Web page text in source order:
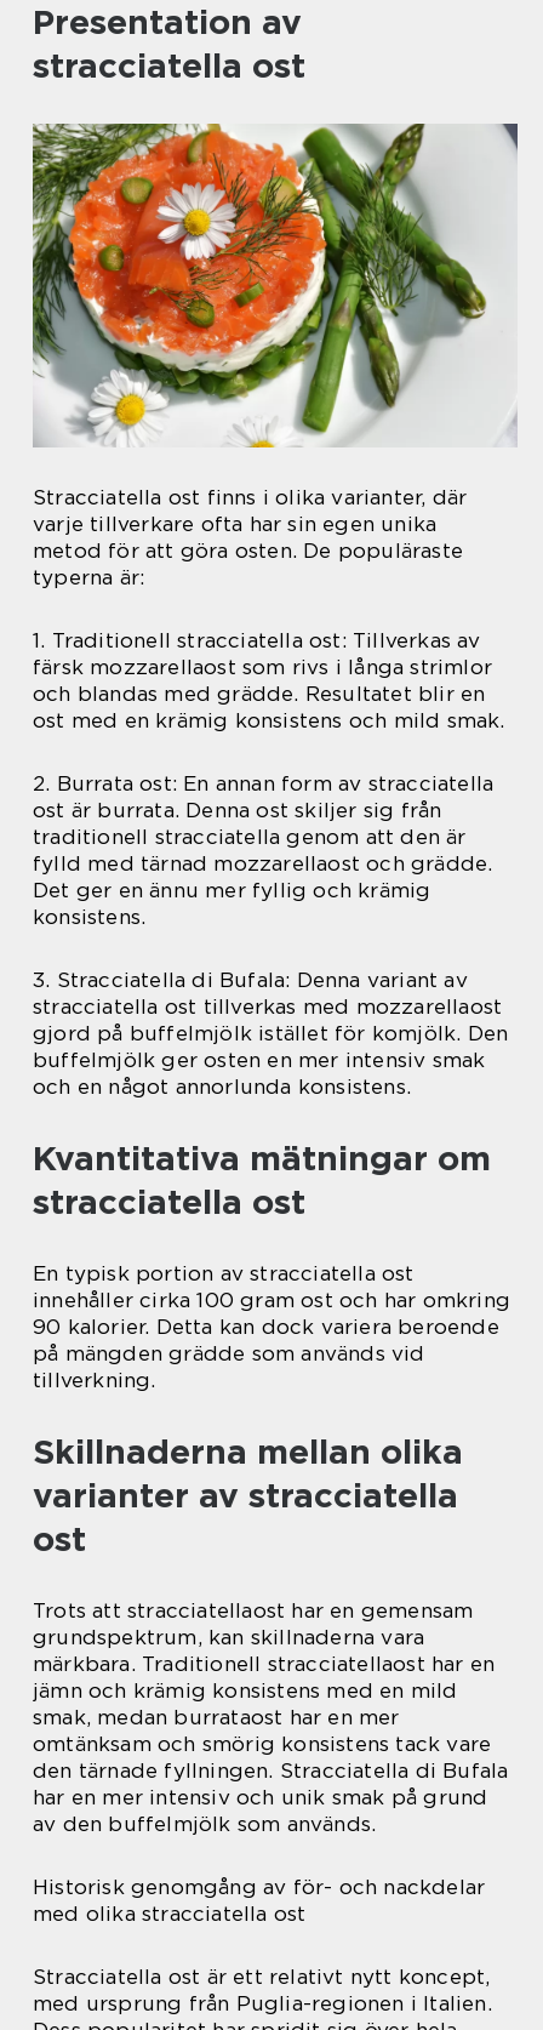
Presentation av
stracciatella ost
Stracciatella ost finns i olika varianter, där
varje tillverkare ofta har sin egen unika
metod för att göra osten. De populäraste
typerna är:
1. Traditionell stracciatella ost: Tillverkas av
färsk mozzarellaost som rivs i långa strimlor
och blandas med grädde. Resultatet blir en
ost med en krämig konsistens och mild smak.
2. Burrata ost: En annan form av stracciatella
ost är burrata. Denna ost skiljer sig från
traditionell stracciatella genom att den är
fylld med tärnad mozzarellaost och grädde.
Det ger en ännu mer fyllig och krämig
konsistens.
3. Stracciatella di Bufala: Denna variant av
stracciatella ost tillverkas med mozzarellaost
gjord på buffelmjölk istället för komjölk. Den
buffelmjölk ger osten en mer intensiv smak
och en något annorlunda konsistens.
Kvantitativa mätningar om
stracciatella ost
En typisk portion av stracciatella ost
innehåller cirka 100 gram ost och har omkring
90 kalorier. Detta kan dock variera beroende
på mängden grädde som används vid
tillverkning.
Skillnaderna mellan olika
varianter av stracciatella
ost
Trots att stracciatellaost har en gemensam
grundspektrum, kan skillnaderna vara
märkbara. Traditionell stracciatellaost har en
jämn och krämig konsistens med en mild
smak, medan burrataost har en mer
omtänksam och smörig konsistens tack vare
den tärnade fyllningen. Stracciatella di Bufala
har en mer intensiv och unik smak på grund
av den buffelmjölk som används.
Historisk genomgång av för- och nackdelar
med olika stracciatella ost
Stracciatella ost är ett relativt nytt koncept,
med ursprung från Puglia-regionen i Italien.